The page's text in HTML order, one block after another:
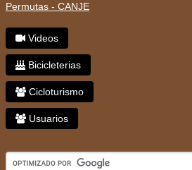
Permutas - CANJE
Videos
Bicicleterias
Cicloturismo
Usuarios